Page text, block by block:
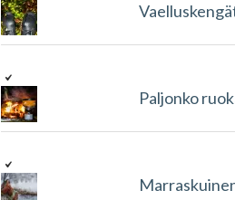
Paljonko